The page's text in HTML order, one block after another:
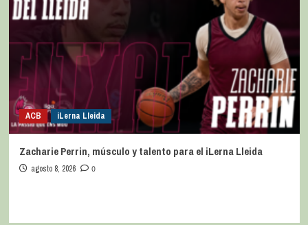
ACB iLerna Lleida
Zacharie Perrin, músculo y talento para el iLerna Lleida
agosto 8, 2026 0